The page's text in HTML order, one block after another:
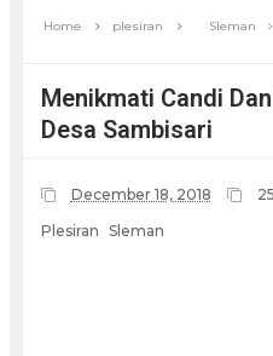
Home plesiran Sleman
Menikmati Candi
Desa Sambisari
December 18, 2018
Plesiran Sleman